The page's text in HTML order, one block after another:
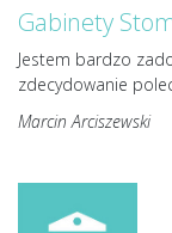
Gabinety
Jestem bardzo
zdecydowanie
Marcin Arciszewski